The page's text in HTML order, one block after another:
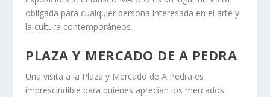
obligada para cualquier persona interesada en el arte y
la cultura contemporáneos.
PLAZA Y MERCADO DE A PEDRA
Una visita a la Plaza y Mercado de A Pedra es
imprescindible para quienes aprecian los mercados.